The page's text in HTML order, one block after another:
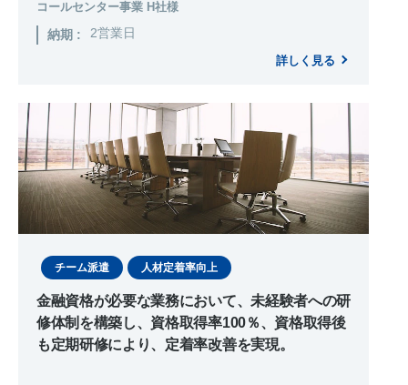
コールセンター事業 H社様
納期 : 2営業日
詳しく見る
チーム派遣 人材定着率向上
金融資格が必要な業務において、未経験者への研
修体制を構築し、資格取得率100％、資格取得後
も定期研修により、定着率改善を実現。